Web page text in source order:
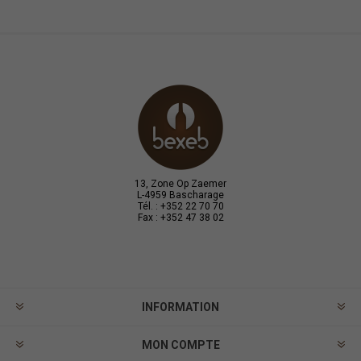
13, Zone Op Zaemer
L-4959 Bascharage
Tél. : +352 22 70 70
Fax : +352 47 38 02
INFORMATION
MON COMPTE